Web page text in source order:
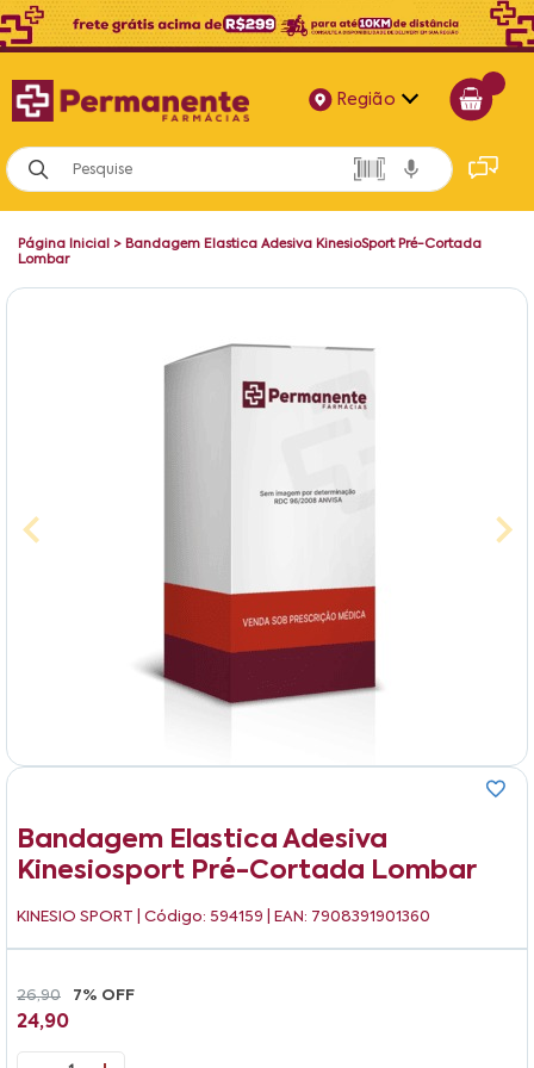
Região
Alagoas
Bahia
Página Inicial > Bandagem Elastica Adesiva KinesioSport Pré-Cortada
Lombar
Bandagem Elastica Adesiva
Kinesiosport Pré-Cortada Lombar
KINESIO SPORT | Código: 594159 | EAN: 7908391901360
26,90 7% OFF
24,90